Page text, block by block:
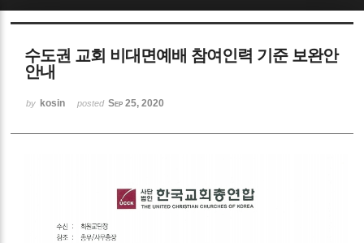
수도권 교회 비대면예배 참여인력 기준 보완안
안내
by kosin posted Sep 25, 2020
Sketchbook5, 스케치북5
Sketchbook5, 스케치북5